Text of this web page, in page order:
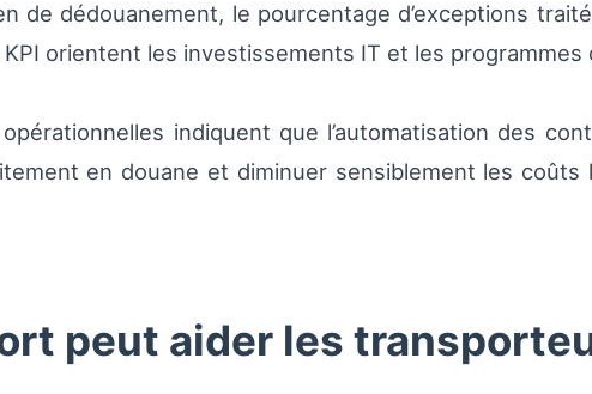
de dédouanement, le pourcentage d’exceptions
orientent les investissements IT et les programmes
indiquent que l’automatisation des
en douane et diminuer sensiblement les
peut aider les